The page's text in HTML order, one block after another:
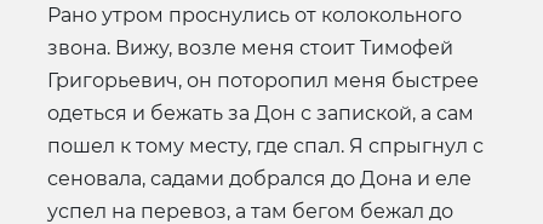
Рано утром проснулись от колокольного
звона. Вижу, возле меня стоит Тимофей
Григорьевич, он поторопил меня быстрее
одеться и бежать за Дон с запиской, а сам
пошел к тому месту, где спал. Я спрыгнул с
сеновала, садами добрался до Дона и еле
успел на перевоз, а там бегом бежал до